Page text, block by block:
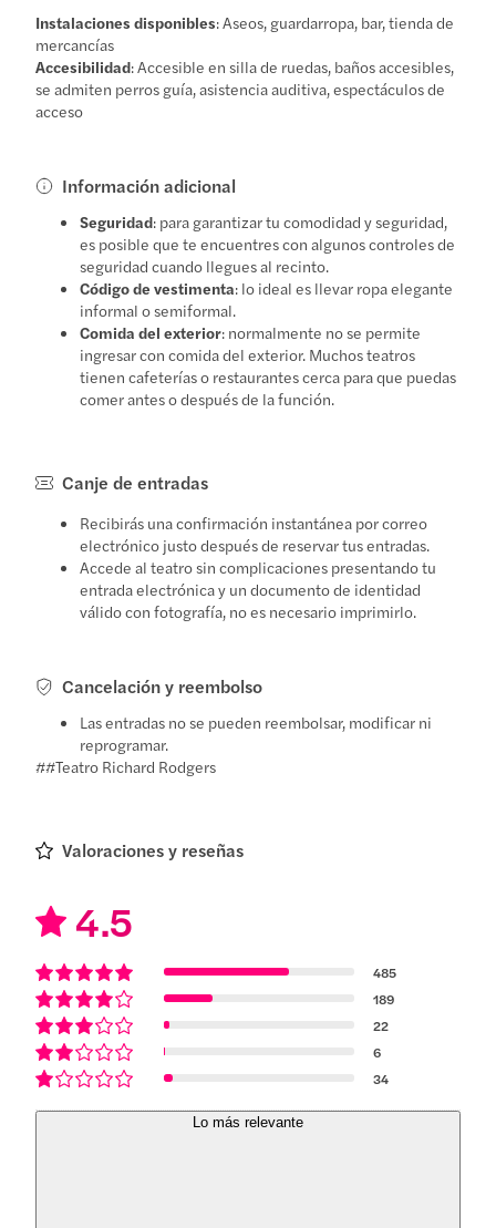
Instalaciones disponibles: Aseos, guardarropa, bar, tienda de
mercancías
Accesibilidad: Accesible en silla de ruedas, baños accesibles,
se admiten perros guía, asistencia auditiva, espectáculos de
acceso
Información adicional
Seguridad: para garantizar tu comodidad y seguridad,
es posible que te encuentres con algunos controles de
seguridad cuando llegues al recinto.
Código de vestimenta: lo ideal es llevar ropa elegante
informal o semiformal.
Comida del exterior: normalmente no se permite
ingresar con comida del exterior. Muchos teatros
tienen cafeterías o restaurantes cerca para que puedas
comer antes o después de la función.
Canje de entradas
Recibirás una confirmación instantánea por correo
electrónico justo después de reservar tus entradas.
Accede al teatro sin complicaciones presentando tu
entrada electrónica y un documento de identidad
válido con fotografía, no es necesario imprimirlo.
Cancelación y reembolso
Las entradas no se pueden reembolsar, modificar ni
reprogramar.
##Teatro Richard Rodgers
Valoraciones y reseñas
4.5
485
189
22
6
34
Lo más relevante